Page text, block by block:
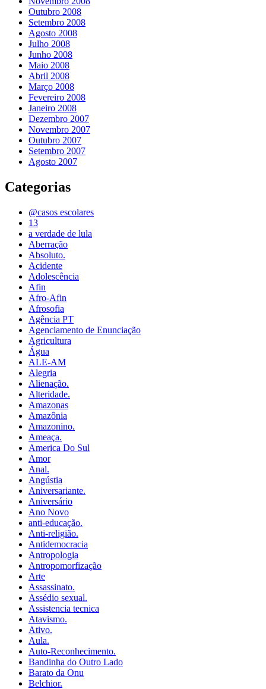
Outubro 2008
Setembro 2008
Agosto 2008
Julho 2008
Junho 2008
Maio 2008
Abril 2008
Março 2008
Fevereiro 2008
Janeiro 2008
Dezembro 2007
Novembro 2007
Outubro 2007
Setembro 2007
Agosto 2007
Categorias
@casos escolares
13
a verdade de lula
Aberração
Absoluto.
Acidente
Adolescência
Afin
Afro-Afin
Afrosofia
Agência PT
Agenciamento de Enunciação
Agricultura
Água
ALE-AM
Alegria
Alienação.
Alteridade.
Amazonas
Amazônia
Amazonino.
Ameaça.
America Do Sul
Amor
Anal.
Angústia
Aniversariante.
Aniversário
Ano Novo
anti-educação.
Anti-religião.
Antidemocracia
Antropologia
Antropomorfização
Arte
Assassinato.
Assédio sexual.
Assistencia tecnica
Atavismo.
Ativo.
Aula.
Auto-Reconhecimento.
Bandinha do Outro Lado
Barato da Onu
Belchior.